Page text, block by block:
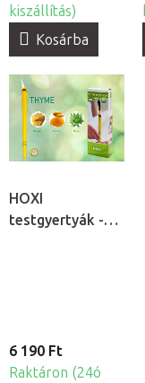
kiszállítás)
Kosárba
HOXI
testgyertyák -
6 190 Ft
Raktáron (24ó